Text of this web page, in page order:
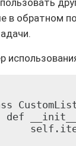
в обратном
def